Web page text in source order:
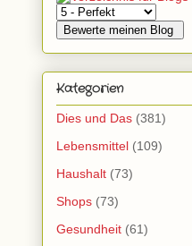
Kategorien
Dies und Das (381)
Lebensmittel (109)
Haushalt (73)
Shops (73)
Gesundheit (61)